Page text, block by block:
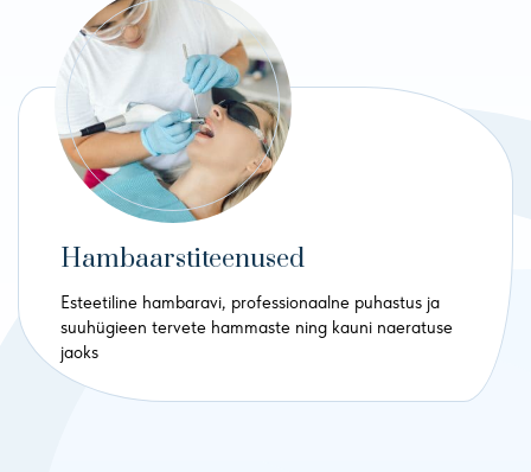
Hambaarstiteenused
Esteetiline hambaravi, professionaalne puhastus ja
suuhügieen tervete hammaste ning kauni naeratuse
jaoks